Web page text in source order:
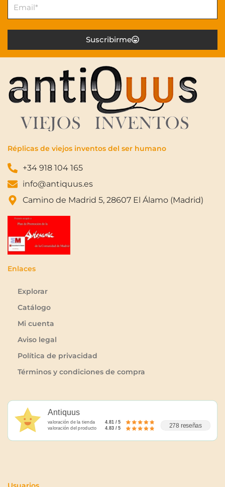
Suscribirme
Réplicas de viejos inventos del ser humano
+34 918 104 165
info@antiquus.es
Camino de Madrid 5, 28607 El Álamo (Madrid)
Enlaces
Explorar
Catálogo
Mi cuenta
Aviso legal
Política de privacidad
Términos y condiciones de compra
Antiquus
valoración de la tienda
4.81 / 5
valoración del producto
4.83 / 5 278 reseñas
Usuarios